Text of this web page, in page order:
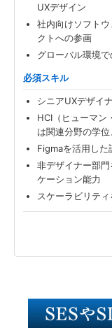
UXデザイン
社内向けソフト
クトへの参画
グローバル環境
必須スキル
シニアUXデザイ
HCI（ヒューマン
は関連分野の学
Figmaを活用した
非デザイナー部
ケーション能力
スケーラビリテ